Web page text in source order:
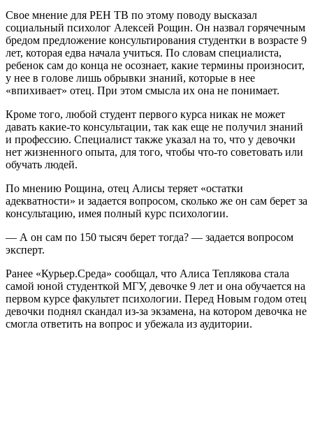
Свое мнение для РЕН ТВ по этому поводу высказал
социальный психолог Алексей Рощин. Он назвал горячечным
бредом предложение консультирования студентки в возрасте 9
лет, которая едва начала учиться. По словам специалиста,
ребенок сам до конца не осознает, какие термины произносит,
у нее в голове лишь обрывки знаний, которые в нее
«впихивает» отец. При этом смысла их она не понимает.
Кроме того, любой студент первого курса никак не может
давать какие-то консультации, так как еще не получил знаний
и профессию. Специалист также указал на то, что у девочки
нет жизненного опыта, для того, чтобы что-то советовать или
обучать людей.
По мнению Рощина, отец Алисы теряет «остатки
адекватности» и задается вопросом, сколько же он сам берет за
консультацию, имея полный курс психологии.
— А он сам по 150 тысяч берет тогда? — задается вопросом
эксперт.
Ранее «Курьер.Среда» сообщал, что Алиса Теплякова стала
самой юной студенткой МГУ, девочке 9 лет и она обучается на
первом курсе факультет психологии. Перед Новым годом отец
девочки поднял скандал из-за экзамена, на котором девочка не
смогла ответить на вопрос и убежала из аудитории.